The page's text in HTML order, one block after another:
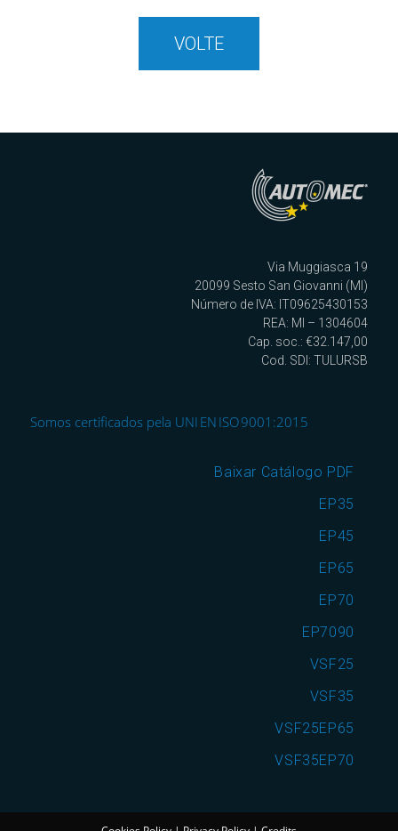
VOLTE
Via Muggiasca 19
20099 Sesto San Giovanni (MI)
Número de IVA: IT09625430153
REA: MI – 1304604
Cap. soc.: €32.147,00
Cod. SDI: TULURSB
Somos certificados pela UNI EN ISO 9001:2015
Baixar Catálogo PDF
EP35
EP45
EP65
EP70
EP7090
VSF25
VSF35
VSF25EP65
VSF35EP70